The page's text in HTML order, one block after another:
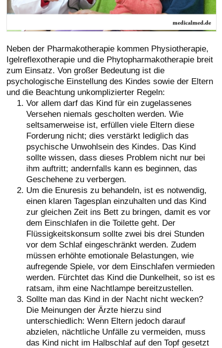
Neben der Pharmakotherapie kommen Physiotherapie,
Igelreflexotherapie und die Phytopharmakotherapie breit
zum Einsatz. Von großer Bedeutung ist die
psychologische Einstellung des Kindes sowie der Eltern
und die Beachtung unkomplizierter Regeln:
Vor allem darf das Kind für ein zugelassenes
Versehen niemals gescholten werden. Wie
seltsamerweise ist, erfüllen viele Eltern diese
Forderung nicht; dies verstärkt lediglich das
psychische Unwohlsein des Kindes. Das Kind
sollte wissen, dass dieses Problem nicht nur bei
ihm auftritt; andernfalls kann es beginnen, das
Geschehene zu verbergen.
Um die Enuresis zu behandeln, ist es notwendig,
einen klaren Tagesplan einzuhalten und das Kind
zur gleichen Zeit ins Bett zu bringen, damit es vor
dem Einschlafen in die Toilette geht. Der
Flüssigkeitskonsum sollte zwei bis drei Stunden
vor dem Schlaf eingeschränkt werden. Zudem
müssen erhöhte emotionale Belastungen, wie
aufregende Spiele, vor dem Einschlafen vermieden
werden. Fürchtet das Kind die Dunkelheit, so ist es
ratsam, ihm eine Nachtlampe bereitzustellen.
Sollte man das Kind in der Nacht nicht wecken?
Die Meinungen der Ärzte hierzu sind
unterschiedlich: Wenn Eltern jedoch darauf
abzielen, nächtliche Unfälle zu vermeiden, muss
das Kind nicht im Halbschlaf auf den Topf gesetzt